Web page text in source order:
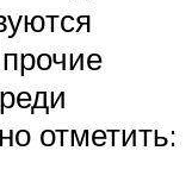
отметить: